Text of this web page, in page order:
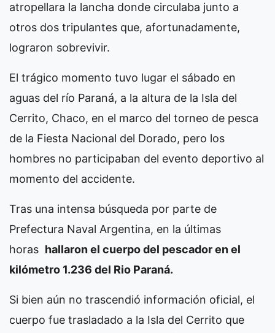
atropellara la lancha donde circulaba junto a
otros dos tripulantes que, afortunadamente,
lograron sobrevivir.
El trágico momento tuvo lugar el sábado en
aguas del río Paraná, a la altura de la Isla del
Cerrito, Chaco, en el marco del torneo de pesca
de la Fiesta Nacional del Dorado, pero los
hombres no participaban del evento deportivo al
momento del accidente.
Tras una intensa búsqueda por parte de
Prefectura Naval Argentina, en la últimas
horas hallaron el cuerpo del pescador en el
kilómetro 1.236 del Rio Paraná.
Si bien aún no trascendió información oficial, el
cuerpo fue trasladado a la Isla del Cerrito que